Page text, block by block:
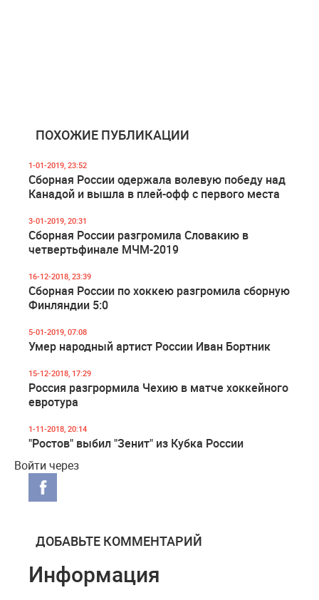
ПОХОЖИЕ ПУБЛИКАЦИИ
1-01-2019, 23:52
Сборная России одержала волевую победу над
Канадой и вышла в плей-офф с первого места
3-01-2019, 20:31
Сборная России разгромила Словакию в
четвертьфинале МЧМ-2019
16-12-2018, 23:39
Сборная России по хоккею разгромила сборную
Финляндии 5:0
5-01-2019, 07:08
Умер народный артист России Иван Бортник
15-12-2018, 17:29
Россия разгрормила Чехию в матче хоккейного
евротура
1-11-2018, 20:14
"Ростов" выбил "Зенит" из Кубка России
Войти через
ДОБАВЬТЕ КОММЕНТАРИЙ
Информация